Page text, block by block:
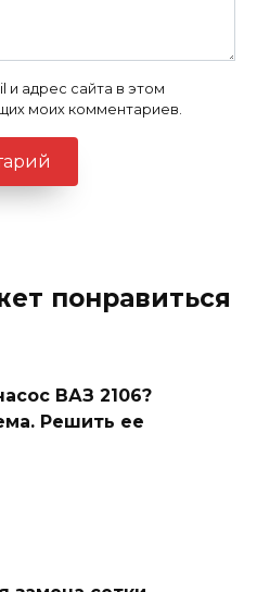
и адрес сайта в этом
моих комментариев.
понравиться
ВАЗ 2106?
Решить ее